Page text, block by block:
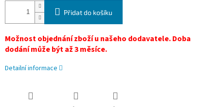
Přidat do košíku
Možnost objednání zboží u našeho dodavatele. Doba
dodání může být až 3 měsíce.
Detailní informace